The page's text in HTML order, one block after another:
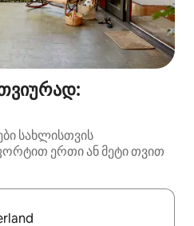
სახლისთვის
ერთი ან მეტი თვით
გახდება, ნავიგაციისთვის